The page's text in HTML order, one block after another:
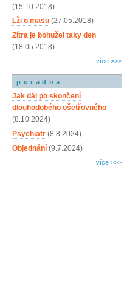
(15.10.2018)
Lži o masu (27.05.2018)
Zítra je bohužel taky den
(18.05.2018)
více >>>
poradna
Jak dál po skončení
dlouhodobého ošetřovného
(8.10.2024)
Psychiatr (8.8.2024)
Objednání (9.7.2024)
více >>>